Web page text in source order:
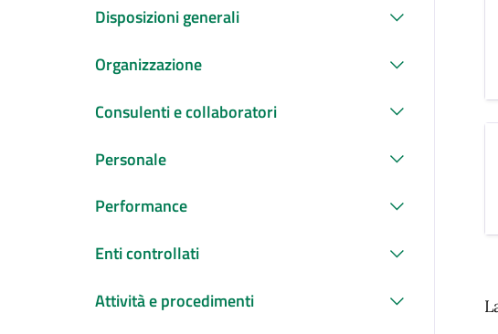
Disposizioni generali
Organizzazione
Consulenti e collaboratori
Personale
Performance
Enti controllati
Attività e procedimenti